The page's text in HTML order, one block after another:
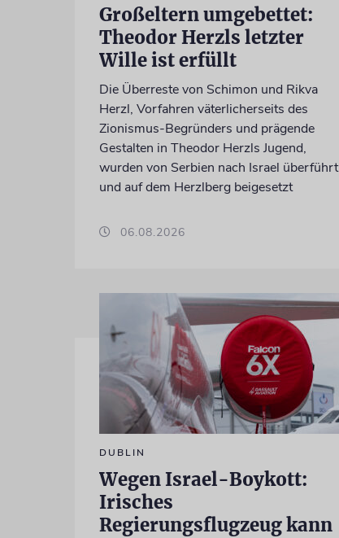
Großeltern umgebettet:
Theodor Herzls letzter
Wille ist erfüllt
Die Überreste von Schimon und Rikva
Herzl, Vorfahren väterlicherseits des
Zionismus-Begründers und prägende
Gestalten in Theodor Herzls Jugend,
wurden von Serbien nach Israel überführt
und auf dem Herzlberg beigesetzt
06.08.2026
DUBLIN
Wegen Israel-Boykott:
Irisches
Regierungsflugzeug kann